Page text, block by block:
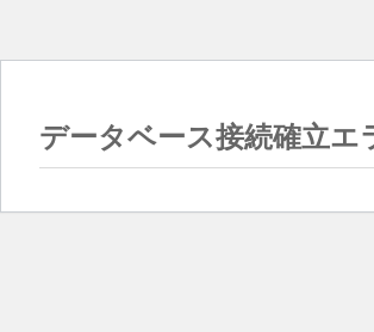
データベース接続確立エ